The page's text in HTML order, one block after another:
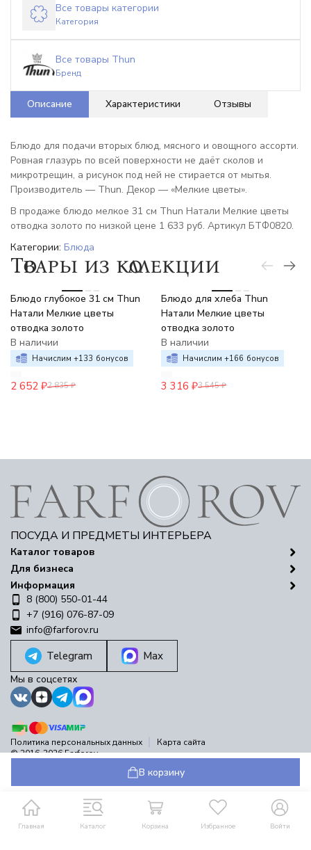
В корзину
Все товары категории
Категория
Все товары Thun
Бренд
Описание Характеристики Отзывы
Блюдо для подачи вторых блюд, мясного и овощного ассорти.
Ровная глазурь по всей поверхности не даёт сколов и
микротрещин, а рисунок под ней не стирается от мытья.
Производитель — Thun. Декор — «Мелкие цветы».
В продаже блюдо мелкое 31 см Thun Натали Мелкие цветы
отводка золото по низкой цене 1 633 руб. Артикул БТФ0820.
Категории: Блюда
Товары из коллекции
Блюдо глубокое 31 см Thun
Натали Мелкие цветы
отводка золото
В наличии
Начислим +133 бонусов
2 652 ₽2 835 ₽
Блюдо для хлеба Thun
Натали Мелкие цветы
отводка золото
В наличии
Начислим +166 бонусов
3 316 ₽3 545 ₽
Главная Каталог Корзина Избранное Войти
ПОСУДА И ПРЕДМЕТЫ ИНТЕРЬЕРА
Каталог товаров
Для бизнеса
Информация
8 (800) 550-01-44
+7 (916) 076-87-09
info@farforov.ru
Telegram Max
Мы в соцсетях
Политика персональных данных
Карта сайта
© 2016-2026 Farforov